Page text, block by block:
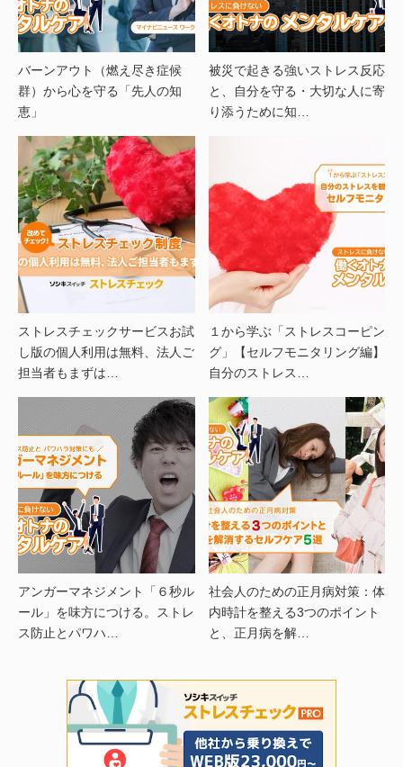
バーンアウト（燃え尽き症候
群）から心を守る「先人の知
恵」
被災で起きる強いストレス反応
と、自分を守る・大切な人に寄
り添うために知…
ストレスチェックサービスお試
し版の個人利用は無料、法人ご
担当者もまずは…
１から学ぶ「ストレスコーピン
グ」【セルフモニタリング編】
自分のストレス…
アンガーマネジメント「６秒ル
ール」を味方につける。ストレ
ス防止とパワハ…
社会人のための正月病対策：体
内時計を整える3つのポイント
と、正月病を解…